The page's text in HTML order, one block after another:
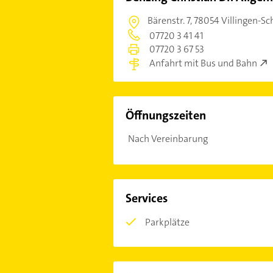
Bärenstr. 7,78054 Villingen-
07720 3 41 41
07720 3 67 53
Anfahrt mit Bus und Bahn
Öffnungszeiten
Nach Vereinbarung
Services
Parkplätze